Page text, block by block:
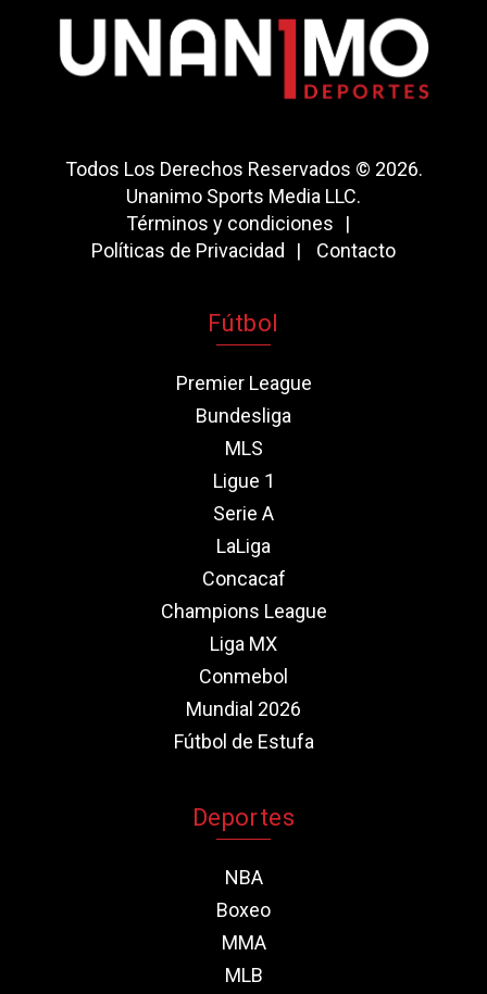
Todos Los Derechos Reservados © 2026.
Unanimo Sports Media LLC.
Términos y condiciones
Políticas de Privacidad
Contacto
Fútbol
Premier League
Bundesliga
MLS
Ligue 1
Serie A
LaLiga
Concacaf
Champions League
Liga MX
Conmebol
Mundial 2026
Fútbol de Estufa
Deportes
NBA
Boxeo
MMA
MLB